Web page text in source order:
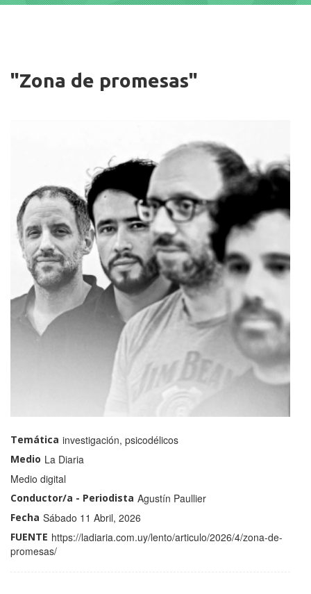
"Zona de promesas"
Temática investigación, psicodélicos
Medio La Diaria
Medio
Medio digital
Conductor/a - Periodista Agustín Paullier
Fecha Sábado 11 Abril, 2026
FUENTE https://ladiaria.com.uy/lento/articulo/2026/4/zona-de-
promesas/